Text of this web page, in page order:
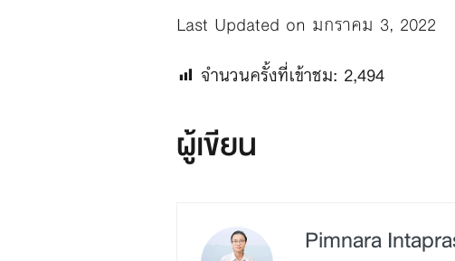
Last Updated on มกราคม 3, 2022
จำนวนครั้งที่เข้าชม: 2,494
ผู้เขียน
Pimnara